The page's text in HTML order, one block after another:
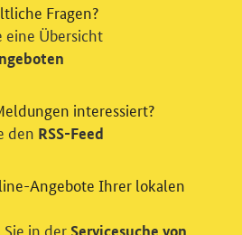
und / oder
Stelle um Ihre Einwilligung für
unserer Webseite: Wir
Statistiken verstehen, um
zu verbessern. Zusätzlich
Fragen?
eine Übersicht
interessiert?
den RSS-Feed
Angebote Ihrer lokalen
in der